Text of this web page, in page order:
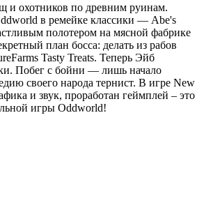
и охотников по древним руинам.
в ремейке классики — Abe's
полотером на мясной фабрике
план босса: делать из рабов
Tasty Treats. Теперь Эйб
Побег с бойни — лишь начало
своего народа тернист. В игре New
и звук, проработан геймплей – это
игры Oddworld!